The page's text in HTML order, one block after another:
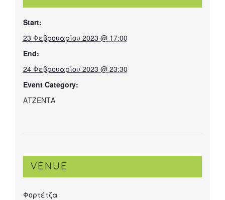
Start:
23 Φεβρουαρίου 2023 @ 17:00
End:
24 Φεβρουαρίου 2023 @ 23:30
Event Category:
ΑΤΖΕΝΤΑ
VENUE
Φορτέτζα